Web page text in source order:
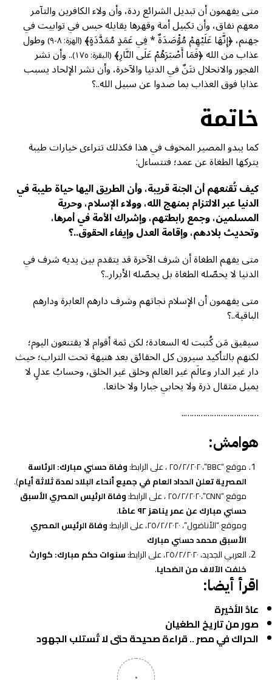
متى يفهمون أن تبديل الشرائع ردة، وأن ولاء الكافرين والتآمر
معهم نفاق، وأن تكبيل أمة وقهرها يقابله حبس في توابيت في
جهنم، ﴿إِنَّهَا عَلَيْهِمْ مُؤْصَدَةٌ * فِي عَمَدٍ مُمَدَّدَةٍ﴾(الهزة: ٨-٩) وطول
عذاب من الله ﴿فَمَا أَصْبَرَهُمْ عَلَى النَّارِ﴾(البقرة: ١٧٥) .. وأن نشر
الفجور والانحلال نتَنٌ في الدنيا والآخرة، وأن نشر الإلحاد يسبب
عذابا فوق العذاب بما صدوا عن سبيل الله..؟
خاتمة
كما يبدو المصير المخوف في هذا فكذلك تتراءى خيارات طيبة
يتركها الطغاة عن عمد؛ فتتساءل:
كيف تُقنعهم أن الجنة قريبة، وأن الطريق اليها حياة طيبة في
الدنيا عبر الالتزام بمنهج الله، وولاء الإسلام، وحرية
المسلمين، وجمع رابطتهم، وإشراك الأمة في أمرها،
وتحديث بلادهم، وإقامة العدل وإيفاء الحقوق..؟
متى يفهم الطغاة أن شرف الآخرة قد يتقدم بين يديه شرف في
الدنيا لا يحصّله الطغاة بل يحصّله الأبرار..؟
متى يفهمون أن الإسلام نجاتهم وشرف دارهم العابرة ودارهم
الباقية..؟
سيفيق مَن كُتبت له السعادة؛ لكن ثمة أقوام لا يقتنعون اليوم؛
لكنهم بالتأكيد سيرون كل الحقائق بعد هنيهة تحت التراب؛ حيث
دار غير الدار وعالَم غير العالم وخلق غير الخلق، وحسابُ عدلٍ لا
يميل مثقال ذرة ولا يحابي جبارا ولا خانعا.
……………………………..
هوامش:
موقع “BBC”،٢٥/٢/٢٠٢٠ ، على الرابط:
وفاة حسني مبارك: الرئاسة
المصرية تعلن الحداد العام في جميع أنحاء البلاد لمدة ثلاثة أيام).
موقع “CNN”،٢٥/٢/٢٠٢٠ ، على الرابط:
وفاة الرئيس المصري الأسبق
حسني مبارك عن عمر يناهز ٩٢ عامًا
.
وموقع “الأناضول”، ٢٥/٢/٢٠٢٠، على الرابط:
وفاة الرئيس المصري
الأسبق محمد حسني مبارك
العربي الجديد، ٢٥/٢/٢٠٢٠، على الرابط:
سنوات حكم مبارك: كوارث
خلفت الآلاف من الضحايا.
اقرأ أيضا:
عادٌ الأخيرة
صور من تاريخ الطغيان
الحراك في مصر .. قراءة صحيحة حتى لا تُستلب الجهود